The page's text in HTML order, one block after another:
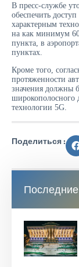
В пресс-службе
обеспечить
характерным
на как минимум
пункта, в
пунктах.
Кроме того,
протяженности
значения должны
широкополосного
технологии 5G.
Поделиться :